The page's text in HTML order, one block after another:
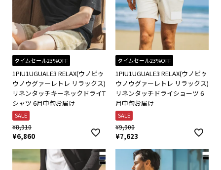
タイムセール23%OFF
1PIU1UGUALE3 RELAX(ウノピゥ
ウノウグァーレトレ リラックス)
リネンタッチキーネックドライT
シャツ 6月中旬お届け
SALE
¥8,910
¥6,860
タイムセール23%OFF
1PIU1UGUALE3 RELAX(ウノピゥ
ウノウグァーレトレ リラックス)
リネンタッチドライショーツ 6
月中旬お届け
SALE
¥9,900
¥7,623